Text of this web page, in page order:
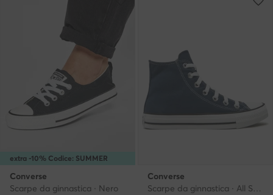
extra -10% Codice: SUMMER
Converse
Scarpe da ginnastica · Nero
Converse
Scarpe da ginnastica · All Star · Blu scuro